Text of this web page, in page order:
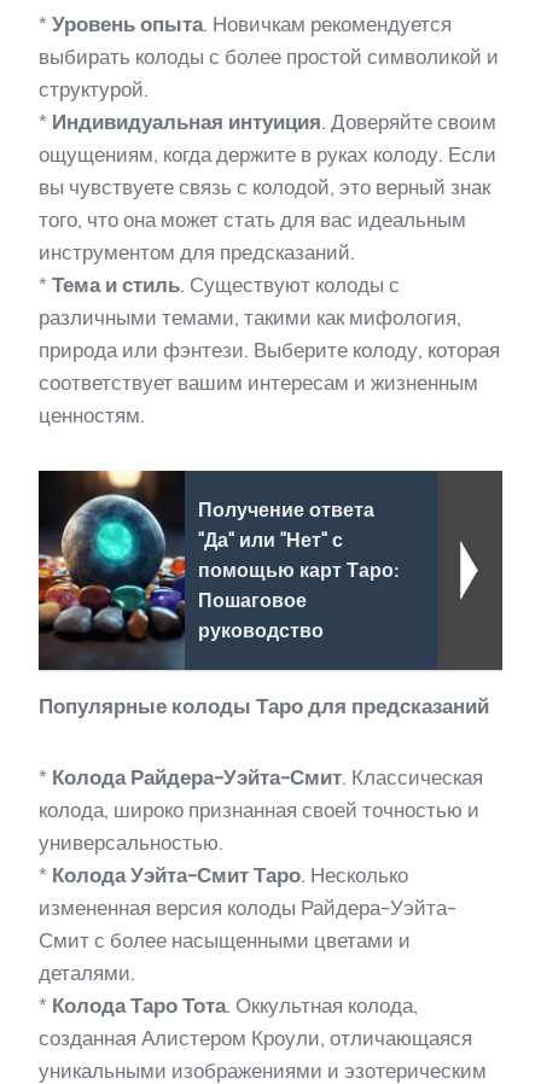
* Уровень опыта. Новичкам рекомендуется
выбирать колоды с более простой символикой и
структурой.
* Индивидуальная интуиция. Доверяйте своим
ощущениям, когда держите в руках колоду. Если
вы чувствуете связь с колодой, это верный знак
того, что она может стать для вас идеальным
инструментом для предсказаний.
* Тема и стиль. Существуют колоды с
различными темами, такими как мифология,
природа или фэнтези. Выберите колоду, которая
соответствует вашим интересам и жизненным
ценностям.
Получение ответа
"Да" или "Нет" с
помощью карт Таро:
Пошаговое
руководство
Популярные колоды Таро для предсказаний
* Колода Райдера-Уэйта-Смит. Классическая
колода, широко признанная своей точностью и
универсальностью.
* Колода Уэйта-Смит Таро. Несколько
измененная версия колоды Райдера-Уэйта-
Смит с более насыщенными цветами и
деталями.
* Колода Таро Тота. Оккультная колода,
созданная Алистером Кроули, отличающаяся
уникальными изображениями и эзотерическим